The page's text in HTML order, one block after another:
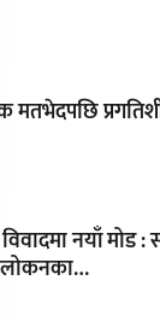
मतभेदपछि
नयाँ मोड :